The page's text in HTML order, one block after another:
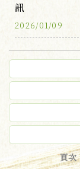
訊
2026/01/09
頁次